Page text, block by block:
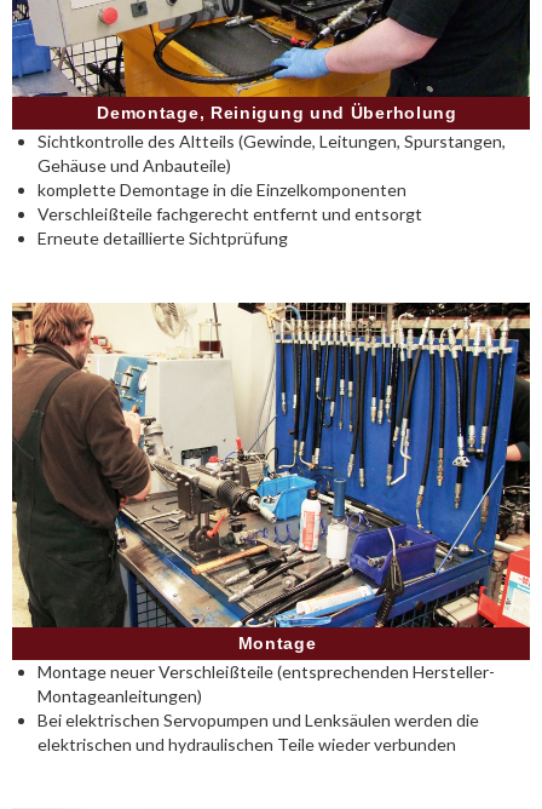
Demontage, Reinigung und Überholung
Sichtkontrolle des Altteils (Gewinde, Leitungen, Spurstangen,
Gehäuse und Anbauteile)
komplette Demontage in die Einzelkomponenten
Verschleißteile fachgerecht entfernt und entsorgt
Erneute detaillierte Sichtprüfung
Montage
Montage neuer Verschleißteile (entsprechenden Hersteller-
Montageanleitungen)
Bei elektrischen Servopumpen und Lenksäulen werden die
elektrischen und hydraulischen Teile wieder verbunden